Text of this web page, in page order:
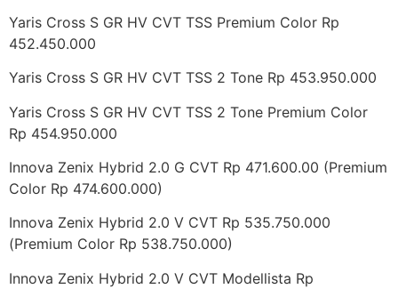
Yaris Cross S GR HV CVT TSS Premium Color Rp
452.450.000
Yaris Cross S GR HV CVT TSS 2 Tone Rp 453.950.000
Yaris Cross S GR HV CVT TSS 2 Tone Premium Color
Rp 454.950.000
Innova Zenix Hybrid 2.0 G CVT Rp 471.600.00 (Premium
Color Rp 474.600.000)
Innova Zenix Hybrid 2.0 V CVT Rp 535.750.000
(Premium Color Rp 538.750.000)
Innova Zenix Hybrid 2.0 V CVT Modellista Rp